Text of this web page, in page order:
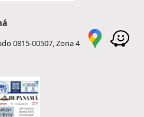
0815-00507, Zona 4